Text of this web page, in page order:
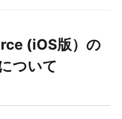
(iOS版）の
ついて